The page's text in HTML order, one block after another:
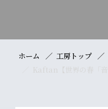
ホーム 工房トップ